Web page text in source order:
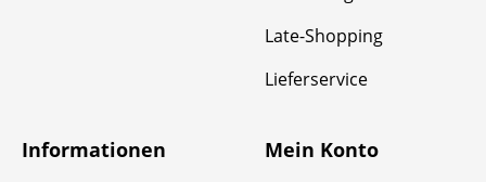
Late-Shopping
Lieferservice
Informationen Mein Konto